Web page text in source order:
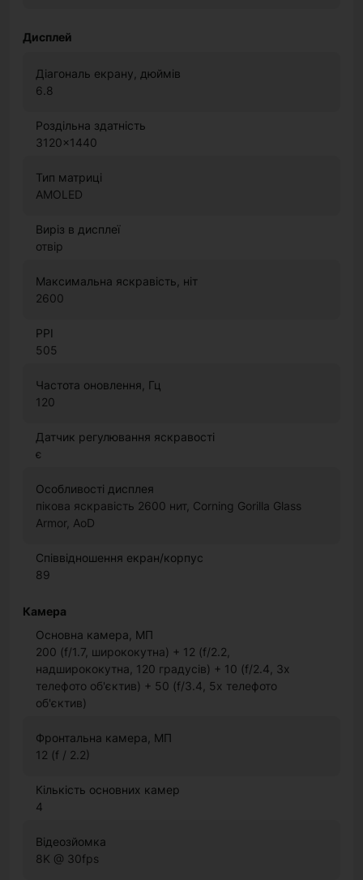
Дисплей
Діагональ екрану, дюймів
6.8
Роздільна здатність
3120x1440
Тип матриці
AMOLED
Виріз в дисплеї
отвір
Максимальна яскравість, ніт
2600
PPI
505
Частота оновлення, Гц
120
Датчик регулювання яскравості
є
Особливості дисплея
пікова яскравість 2600 нит, Corning Gorilla Glass
Armor, AoD
Співвідношення екран/корпус
89
Камера
Основна камера, МП
200 (f/1.7, ширококутна) + 12 (f/2.2,
надширококутна, 120 градусів) + 10 (f/2.4, 3x
телефото об'єктив) + 50 (f/3.4, 5x телефото
об'єктив)
Фронтальна камера, МП
12 (f / 2.2)
Кількість основних камер
4
Відеозйомка
8K @ 30fps